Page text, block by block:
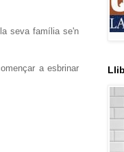
seva família se'n
a esbrinar